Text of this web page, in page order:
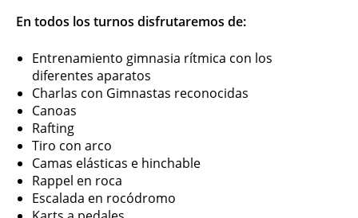
En todos los turnos disfrutaremos de:
Entrenamiento gimnasia rítmica con los
diferentes aparatos
Charlas con Gimnastas reconocidas
Canoas
Rafting
Tiro con arco
Camas elásticas e hinchable
Rappel en roca
Escalada en rocódromo